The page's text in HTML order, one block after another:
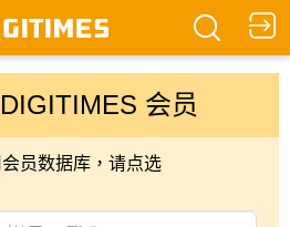
会员
员数据库，请点选